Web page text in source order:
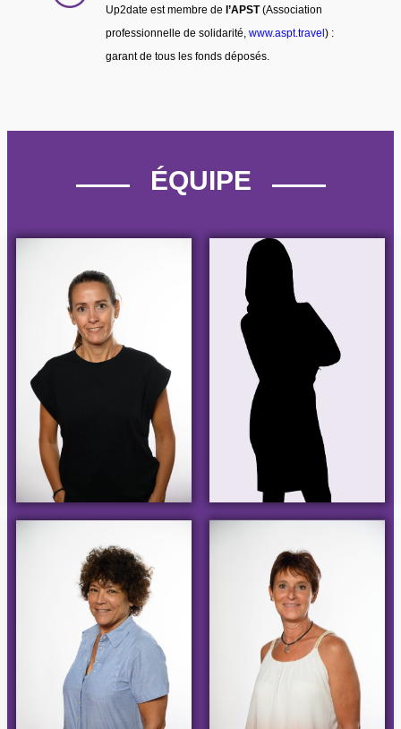
Up2date est membre de l’APST(Association
professionnelle de solidarité, www.aspt.travel ) :
garant de tous les fonds déposés.
ÉQUIPE